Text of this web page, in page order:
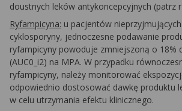
doustnych leków antykoncepcyjnych (patrz
Ryfampicyna: u pacjentów
cyklosporyny, jednoczesne podawanie
ryfampicyny powoduje zmniejszoną o 18%
(AUC0_i2) na MPA. W przypadku
ryfampicyny, należy monitorować
odpowiednio dostosować dawkę produktu
w celu utrzymania efektu klinicznego.